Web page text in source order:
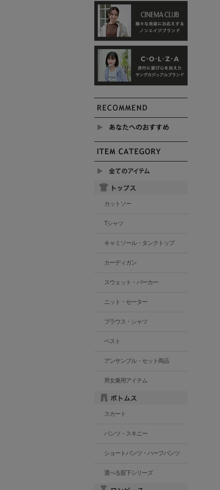
カットソー
Tシャツ
キャミソール・タンクトップ
カーディガン
スウェット・パーカー
ニット・セーター
ブラウス・シャツ
ベスト
アンサンブル・セット商品
男女兼用アイテム
スカート
パンツ・スキニー
ショートパンツ・ハーフパンツ
選べる股下シリーズ